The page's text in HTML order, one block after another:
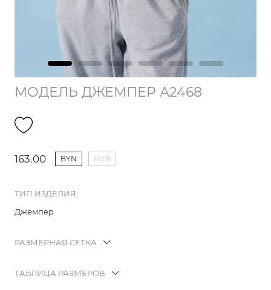
МОДЕЛЬ ДЖЕМПЕР А2468
163.00 BYN RUB
ТИП ИЗДЕЛИЯ:
Джемпер
РАЗМЕРНАЯ СЕТКА
ТАБЛИЦА РАЗМЕРОВ